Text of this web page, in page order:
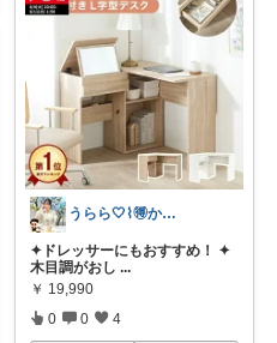
うらら🤍⌇🉐かわいい暮らし
✦ドレッサーにもおすすめ！ ✦
木目調がおし ...
￥ 19,990
0 0 4